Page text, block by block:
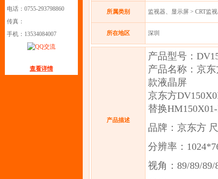
电话：0755-293798860
传真：
手机：13534084007
查看详情
所属类别 监视器、显示屏 > CRT监
所在地区 深圳
产品描述
产品型号：
产品名称：京
款液晶屏
京东方
替换
品牌：京东方
分辨率：
视角：89/89/89/